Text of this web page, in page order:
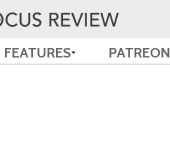
FEATURES PATREON